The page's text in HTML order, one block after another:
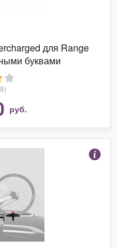
для Range
буквами
руб.